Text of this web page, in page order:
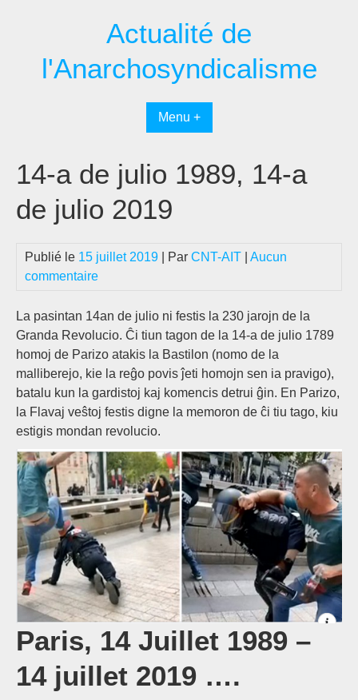
Actualité de
l'Anarchosyndicalisme
Menu +
14-a de julio 1989, 14-a
de julio 2019
Publié le 15 juillet 2019 | Par CNT-AIT
Aucun
commentaire
La pasintan 14an de julio ni festis la 230 jarojn de la
Granda Revolucio. Ĉi tiun tagon de la 14-a de julio 1789
homoj de Parizo atakis la Bastilon (nomo de la
malliberejo, kie la reĝo povis ĵeti homojn sen ia pravigo),
batalu kun la gardistoj kaj komencis detrui ĝin. En Parizo,
la Flavaj veŝtoj festis digne la memoron de ĉi tiu tago, kiu
estigis mondan revolucio.
Paris, 14 Juillet 1989 –
14 juillet 2019 ….